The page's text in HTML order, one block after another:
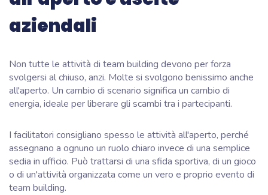
aziendali
Non tutte le attività di team building devono per forza
svolgersi al chiuso, anzi. Molte si svolgono benissimo anche
all'aperto. Un cambio di scenario significa un cambio di
energia, ideale per liberare gli scambi tra i partecipanti.
I facilitatori consigliano spesso le attività all'aperto, perché
assegnano a ognuno un ruolo chiaro invece di una semplice
sedia in ufficio. Può trattarsi di una sfida sportiva, di un gioco
o di un'attività organizzata come un vero e proprio evento di
team building.